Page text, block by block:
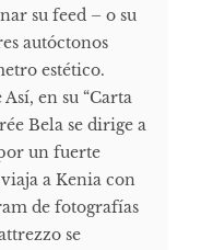
su feed – o su
autóctonos
estético.
en su “Carta
Bela se dirige a
un fuerte
a Kenia con
de fotografías
se